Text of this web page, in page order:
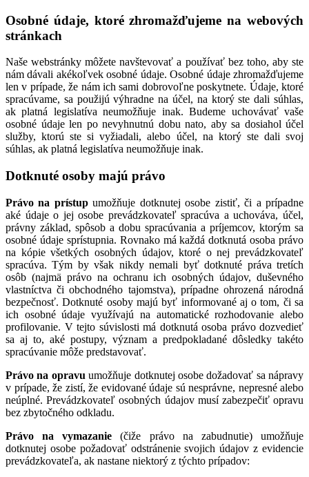
Osobné údaje, ktoré zhromažďujeme na webových
stránkach
Naše webstránky môžete navštevovať a používať bez toho, aby ste
nám dávali akékoľvek osobné údaje. Osobné údaje zhromažďujeme
len v prípade, že nám ich sami dobrovoľne poskytnete. Údaje, ktoré
spracúvame, sa použijú výhradne na účel, na ktorý ste dali súhlas,
ak platná legislatíva neumožňuje inak. Budeme uchovávať vaše
osobné údaje len po nevyhnutnú dobu nato, aby sa dosiahol účel
služby, ktorú ste si vyžiadali, alebo účel, na ktorý ste dali svoj
súhlas, ak platná legislatíva neumožňuje inak.
Dotknuté osoby majú právo
Právo na prístupumožňuje dotknutej osobe zistiť, či a prípadne
aké údaje o jej osobe prevádzkovateľ spracúva a uchováva, účel,
právny základ, spôsob a dobu spracúvania a príjemcov, ktorým sa
osobné údaje sprístupnia. Rovnako má každá dotknutá osoba právo
na kópie všetkých osobných údajov, ktoré o nej prevádzkovateľ
spracúva. Tým by však nikdy nemali byť dotknuté práva tretích
osôb (najmä právo na ochranu ich osobných údajov, duševného
vlastníctva či obchodného tajomstva), prípadne ohrozená národná
bezpečnosť. Dotknuté osoby majú byť informované aj o tom, či sa
ich osobné údaje využívajú na automatické rozhodovanie alebo
profilovanie. V tejto súvislosti má dotknutá osoba právo dozvedieť
sa aj to, aké postupy, význam a predpokladané dôsledky takéto
spracúvanie môže predstavovať.
Právo na opravu umožňuje dotknutej osobe dožadovať sa nápravy
v prípade, že zistí, že evidované údaje sú nesprávne, nepresné alebo
neúplné. Prevádzkovateľ osobných údajov musí zabezpečiť opravu
bez zbytočného odkladu.
Právo na vymazanie (čiže právo na zabudnutie) umožňuje
dotknutej osobe požadovať odstránenie svojich údajov z evidencie
prevádzkovateľa, ak nastane niektorý z týchto prípadov: